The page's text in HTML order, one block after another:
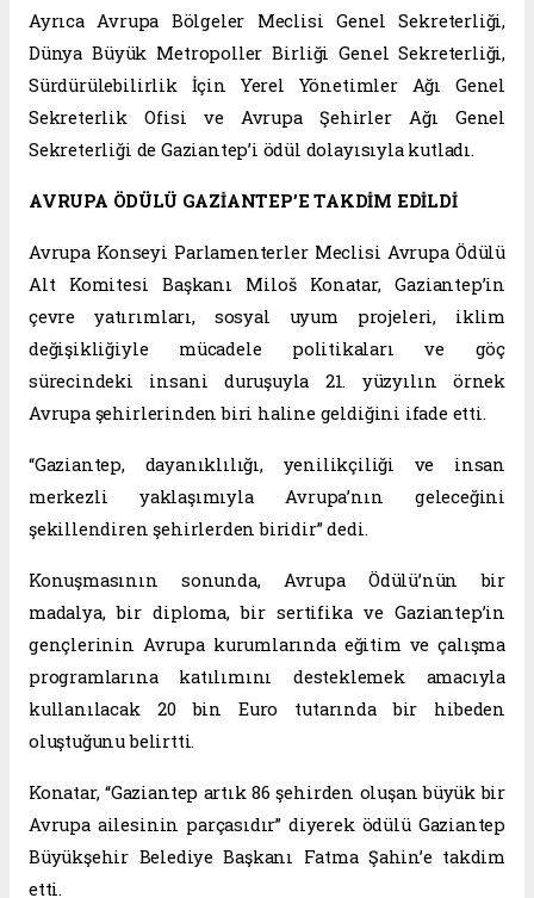
Ayrıca Avrupa Bölgeler Meclisi Genel Sekreterliği,
Dünya Büyük Metropoller Birliği Genel Sekreterliği,
Sürdürülebilirlik İçin Yerel Yönetimler Ağı Genel
Sekreterlik Ofisi ve Avrupa Şehirler Ağı Genel
Sekreterliği de Gaziantep’i ödül dolayısıyla kutladı.
AVRUPA ÖDÜLÜ GAZİANTEP’E TAKDİM EDİLDİ
Avrupa Konseyi Parlamenterler Meclisi Avrupa Ödülü
Alt Komitesi Başkanı Miloš Konatar, Gaziantep’in
çevre yatırımları, sosyal uyum projeleri, iklim
değişikliğiyle mücadele politikaları ve göç
sürecindeki insani duruşuyla 21. yüzyılın örnek
Avrupa şehirlerinden biri haline geldiğini ifade etti.
“Gaziantep, dayanıklılığı, yenilikçiliği ve insan
merkezli yaklaşımıyla Avrupa’nın geleceğini
şekillendiren şehirlerden biridir” dedi.
Konuşmasının sonunda, Avrupa Ödülü’nün bir
madalya, bir diploma, bir sertifika ve Gaziantep’in
gençlerinin Avrupa kurumlarında eğitim ve çalışma
programlarına katılımını desteklemek amacıyla
kullanılacak 20 bin Euro tutarında bir hibeden
oluştuğunu belirtti.
Konatar, “Gaziantep artık 86 şehirden oluşan büyük bir
Avrupa ailesinin parçasıdır” diyerek ödülü Gaziantep
Büyükşehir Belediye Başkanı Fatma Şahin’e takdim
etti.